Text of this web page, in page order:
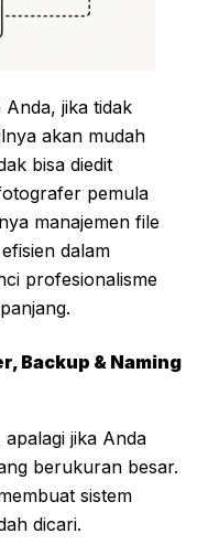
jika tidak
akan mudah
bisa diedit
pemula
manajemen file
dalam
profesionalisme
Backup & Naming
jika Anda
berukuran besar.
sistem
dicari.